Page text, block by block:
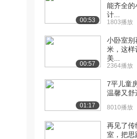
00:53
能齐全的
计...
1803播放
00:57
小卧室别
米，这样
美...
2364播放
01:17
7平儿童
温馨又舒
8010播放
再见了传
室，把思